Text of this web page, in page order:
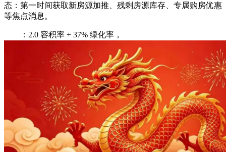
态：第一时间获取新房源加推、残剩房源库存、专属购房优惠
等焦点消息。
：2.0 容积率 + 37% 绿化率，